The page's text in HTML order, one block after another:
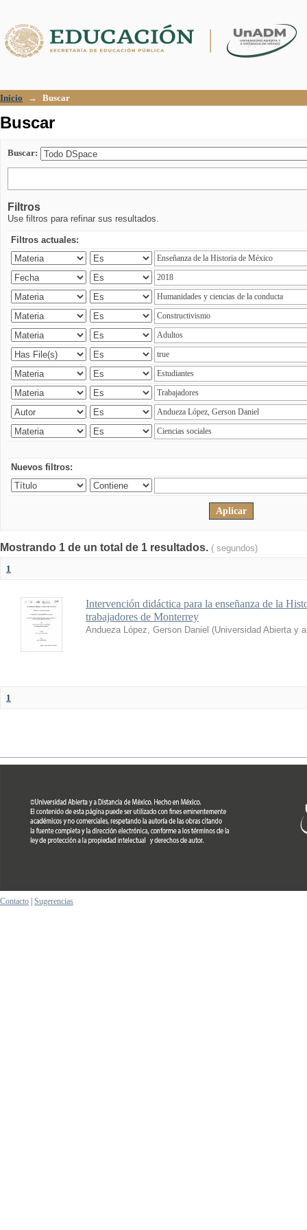
Inicio → Buscar
Buscar
Buscar:
Filtros
Use filtros para refinar sus resultados.
Filtros actuales:
Nuevos filtros:
Mostrando 1 de un total de 1 resultados. ( segundos)
1
Intervención didáctica para la enseñanza de la
trabajadores de Monterrey
Andueza López, Gerson Daniel (Universidad Abierta y
1
Contacto Sugerencias